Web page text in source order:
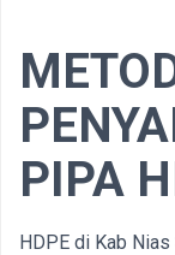
PIPA
HDPE di Kab